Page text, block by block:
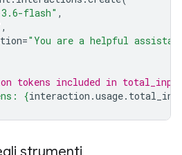
flash" ,
,
="You are a helpful
tokens included in
{interaction .usage.